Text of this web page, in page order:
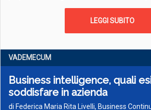
LEGGI SUBITO
VADEMECUM
Business intelligence, quali
soddisfare in azienda
di Federica Maria Rita Livelli, Business